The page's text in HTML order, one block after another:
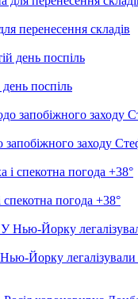
перенесення складів
поспіль
заходу
спекотна погода +38°
Йорку